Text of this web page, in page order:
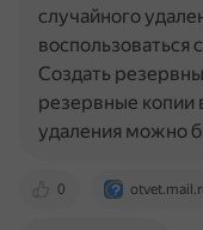
0
случайного
Создать
резервные копии
удаления можно